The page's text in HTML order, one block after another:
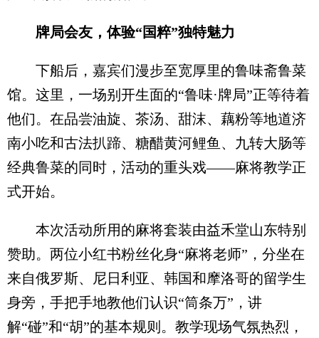
牌局会友，体验“国粹”独特魅力
下船后，嘉宾们漫步至宽厚里的鲁味斋鲁菜
馆。这里，一场别开生面的“鲁味·牌局”正等待着
他们。在品尝油旋、茶汤、甜沫、藕粉等地道济
南小吃和古法扒蹄、糖醋黄河鲤鱼、九转大肠等
经典鲁菜的同时，活动的重头戏——麻将教学正
式开始。
本次活动所用的麻将套装由益禾堂山东特别
赞助。两位小红书粉丝化身“麻将老师”，分坐在
来自俄罗斯、尼日利亚、韩国和摩洛哥的留学生
身旁，手把手地教他们认识“筒条万”，讲
解“碰”和“胡”的基本规则。教学现场气氛热烈，